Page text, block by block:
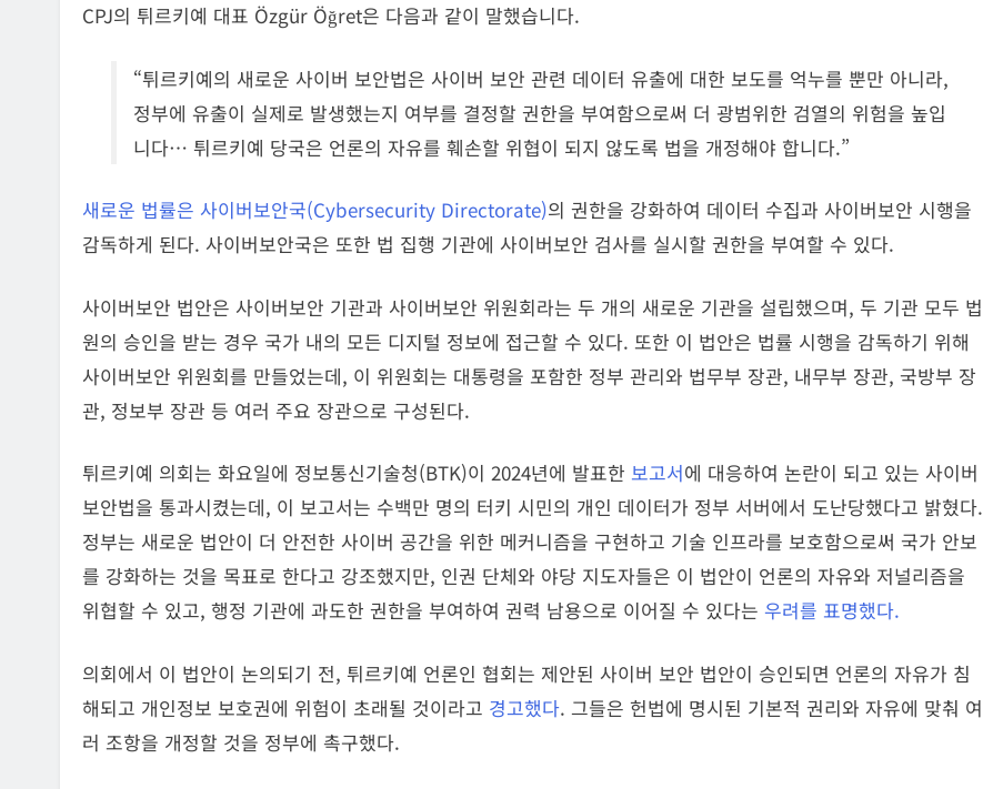
CPJ의 튀르키예 대표 Özgür Öğret은 다음과 같이 말했습니다.
“튀르키예의 새로운 사이버 보안법은 사이버 보안 관련 데이터 유출에 대한 보도를 억누를 뿐만 아니라,
정부에 유출이 실제로 발생했는지 여부를 결정할 권한을 부여함으로써 더 광범위한 검열의 위험을 높입
니다… 튀르키예 당국은 언론의 자유를 훼손할 위협이 되지 않도록 법을 개정해야 합니다.”
새로운 법률은 사이버보안국(Cybersecurity Directorate)의 권한을 강화하여 데이터 수집과 사이버보안 시행을
감독하게 된다. 사이버보안국은 또한 법 집행 기관에 사이버보안 검사를 실시할 권한을 부여할 수 있다.
사이버보안 법안은 사이버보안 기관과 사이버보안 위원회라는 두 개의 새로운 기관을 설립했으며, 두 기관 모두 법
원의 승인을 받는 경우 국가 내의 모든 디지털 정보에 접근할 수 있다. 또한 이 법안은 법률 시행을 감독하기 위해
사이버보안 위원회를 만들었는데, 이 위원회는 대통령을 포함한 정부 관리와 법무부 장관, 내무부 장관, 국방부 장
관, 정보부 장관 등 여러 주요 장관으로 구성된다.
튀르키예 의회는 화요일에 정보통신기술청(BTK)이 2024년에 발표한 보고서에 대응하여 논란이 되고 있는 사이버
보안법을 통과시켰는데, 이 보고서는 수백만 명의 터키 시민의 개인 데이터가 정부 서버에서 도난당했다고 밝혔다.
정부는 새로운 법안이 더 안전한 사이버 공간을 위한 메커니즘을 구현하고 기술 인프라를 보호함으로써 국가 안보
를 강화하는 것을 목표로 한다고 강조했지만, 인권 단체와 야당 지도자들은 이 법안이 언론의 자유와 저널리즘을
위협할 수 있고, 행정 기관에 과도한 권한을 부여하여 권력 남용으로 이어질 수 있다는 우려를 표명했다.
의회에서 이 법안이 논의되기 전, 튀르키예 언론인 협회는 제안된 사이버 보안 법안이 승인되면 언론의 자유가 침
해되고 개인정보 보호권에 위험이 초래될 것이라고 경고했다. 그들은 헌법에 명시된 기본적 권리와 자유에 맞춰 여
러 조항을 개정할 것을 정부에 촉구했다.